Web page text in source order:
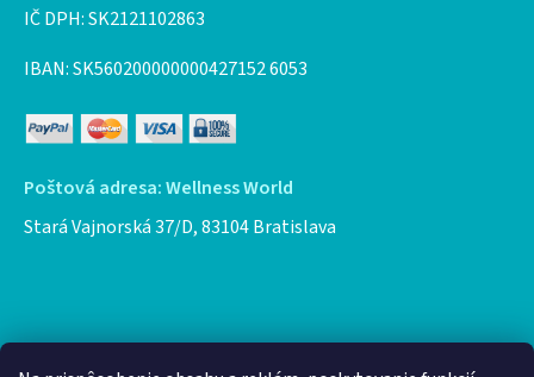
IČ DPH: SK2121102863
IBAN: SK560200000000427152 6053
Poštová adresa: Wellness World
Stará Vajnorská 37/D, 83104 Bratislava